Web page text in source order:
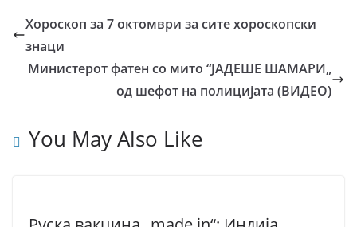
Хороскоп за 7 октомври за сите хороскопски
знаци
Министерот фатен со мито “ЈАДЕШЕ ШАМАРИ„
од шефот на полицијата (ВИДЕО)
You May Also Like